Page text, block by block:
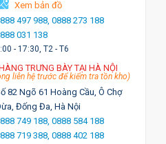
Xem bản đồ
497 988, 0888 273 188
031 138
- 17:30, T2 - T6
TRƯNG BÀY TẠI HÀ NỘI
liên hệ trước để kiểm tra tồn kho)
82 Ngõ 61 Hoàng Cầu, Ô Chợ
Đống Đa, Hà Nội
749 188, 0888 584 188
719 388, 0888 402 188